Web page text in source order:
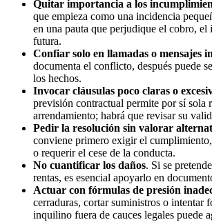
Quitar importancia a los
que empieza como una incidencia
en una pauta que perjudique el cobro, el
futura.
Confiar solo en llamadas o mensajes
documenta el conflicto, después puede
los hechos.
Invocar cláusulas poco claras o
previsión contractual permite por sí sola
arrendamiento; habrá que revisar su
Pedir la resolución sin valorar
conviene primero exigir el
o requerir el cese de la conducta.
No cuantificar los daños. Si se
rentas, es esencial apoyarlo en
Actuar con fórmulas de presión
cerraduras, cortar suministros o intentar
inquilino fuera de cauces legales puede